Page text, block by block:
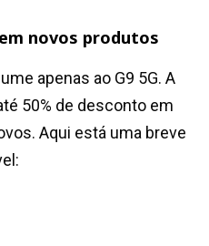
novos produtos
apenas ao G9 5G. A
50% de desconto em
Aqui está uma breve